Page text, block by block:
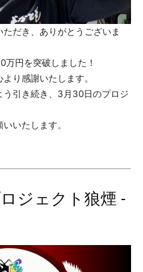
だき、ありがとうございま
円を突破しました！
り感謝いたします。
う引き続き、3月30日のプロジ
いたします。
ジェクト狼煙 -